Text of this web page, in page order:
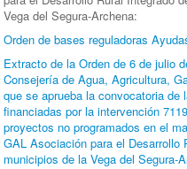
Vega del Segura-Archena:
Orden de bases reguladoras
Extracto de la Orden de 6 de julio
Consejería de Agua, Agricultura,
que se aprueba la convocatoria de
financiadas por la intervención
proyectos no programados en el
GAL Asociación para el Desarrollo
municipios de la Vega del Segura-